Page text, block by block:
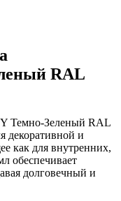
RAL
Темно-Зеленый RAL
декоративной и
как для внутренних,
обеспечивает
долговечный и